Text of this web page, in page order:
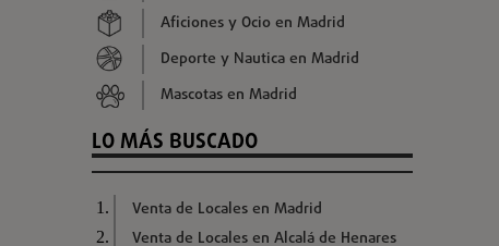
Aficiones y Ocio en Madrid
Deporte y Nautica en Madrid
Mascotas en Madrid
LO MÁS BUSCADO
Venta de Locales en Madrid
Venta de Locales en Alcalá de Henares